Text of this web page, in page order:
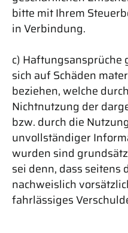
bitte mit Ihrem
in Verbindung.
c) Haftungsansprüche
sich auf Schäden
beziehen, welche
Nichtnutzung der
bzw. durch die
unvollständiger
wurden sind
sei denn, dass seitens
nachweislich
fahrlässiges